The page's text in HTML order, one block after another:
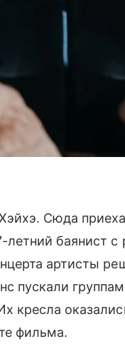
Сюда
баянист
артисты
пускали
кресла
фильма.